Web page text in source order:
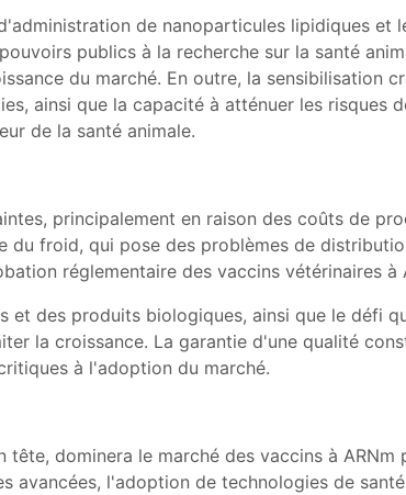
de nanoparticules lipidiques et
publics à la recherche sur la santé
du marché. En outre, la sensibilisation
ainsi que la capacité à atténuer les risques
de la santé animale.
principalement en raison des coûts de
du froid, qui pose des problèmes de
réglementaire des vaccins vétérinaires
et des produits biologiques, ainsi que le défi
la croissance. La garantie d'une qualité
à l'adoption du marché.
dominera le marché des vaccins à
avancées, l'adoption de technologies de